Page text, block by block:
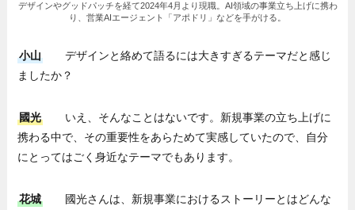
デザインやグッドパッチを経て2024年4月より現職。AI領域の事業立ち上げに携わ
り、営業AIエージェント「アポドリ」などを手がける。
小山
デザインと絡めて語るには大きすぎるテーマだと感じ
ましたか？
國光
いえ、そんなことはないです。新規事業の立ち上げに
携わる中で、その重要性をあらためて実感していたので、自分
にとってはごく身近なテーマでもあります。
花城
國光さんは、新規事業におけるストーリーとはどんな